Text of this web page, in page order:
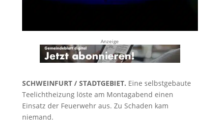
Anzeige
SCHWEINFURT / STADTGEBIET. Eine selbstgebaute
Teelichtheizung löste am Montagabend einen
Einsatz der Feuerwehr aus. Zu Schaden kam
niemand.